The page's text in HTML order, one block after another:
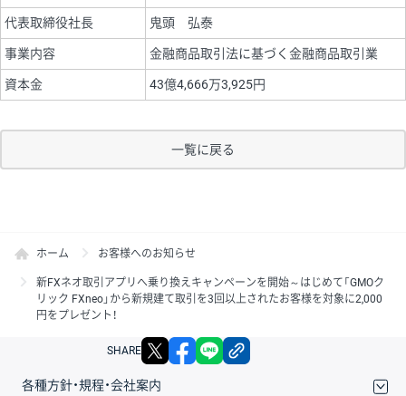
代表取締役社長 鬼頭 弘泰
事業内容 金融商品取引法に基づく金融商品取引業
資本金 43億4,666万3,925円
一覧に戻る
ホーム お客様へのお知らせ
新FXネオ取引アプリへ乗り換えキャンペーンを開始～はじめて「GMOク
リック FXneo」から新規建て取引を3回以上されたお客様を対象に2,000
円をプレゼント！
SHARE X facebook
各種方針・規程・会社案内